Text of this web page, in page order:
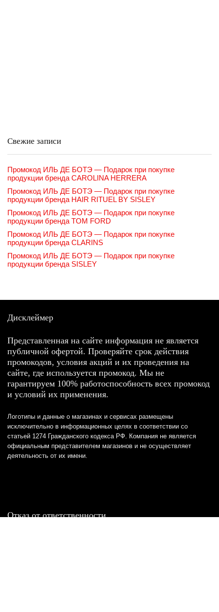
Свежие записи
Промокод ИЛЬ ДЕ БОТЭ — Подарок при покупке
продукции бренда CAROLINA HERRERA
Промокод ИЛЬ ДЕ БОТЭ — Подарок при покупке
продукции бренда HAIR RITUEL BY SISLEY
Промокод ИЛЬ ДЕ БОТЭ — Подарок при покупке
продукции бренда TOM FORD
Промокод ИЛЬ ДЕ БОТЭ — Подарок при покупке
продукции бренда CLARINS
Промокод ИЛЬ ДЕ БОТЭ — Подарок при покупке
продукции бренда SISLEY
Дисклеймер
Представленная на сайте информация не является
публичной офертой. Проверяйте срок действия
промокодов, условия акций и их проведения на
сайте, где используется промокод. Мы не
гарантируем 100% работоспособность всех промокод
и условий их применения.
Логотипы и данные о магазинах и сервисах размещены
исключительно в информационных целях в соответствии со
статьей 1274 Гражданского кодекса РФ. Компания не является
официальным представителем магазинов и не осуществляет
деятельность от их имени.
Отказ от ответственности